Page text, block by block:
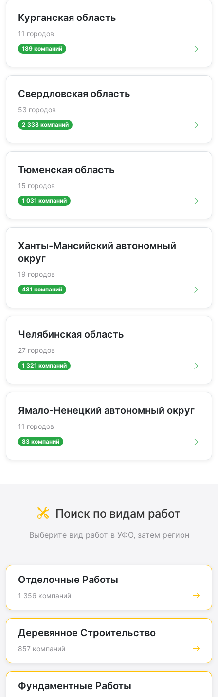
Курганская область
11 городов
189 компаний
Свердловская область
53 городов
2 338 компаний
Тюменская область
15 городов
1 031 компаний
Ханты-Мансийский автономный
округ
19 городов
481 компаний
Челябинская область
27 городов
1 321 компаний
Ямало-Ненецкий автономный округ
11 городов
83 компаний
Поиск по видам работ
Выберите вид работ в УФО, затем регион
Отделочные Работы
1 356 компаний
Деревянное Строительство
857 компаний
Фундаментные Работы